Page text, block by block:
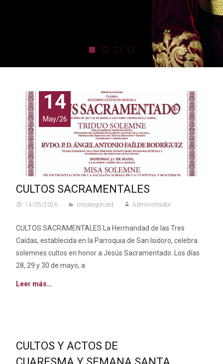
14
May/26
CULTOS SACRAMENTALES
14/05/2026 Uncategorized Administrador
CULTOS SACRAMENTALES La Hermandad de las Tres
Caídas, establecida en la Parroquia de San Isidoro, celebra
solemnes cultos en honor a Jesús Sacramentado. Los días
28, 29 y 30 de mayo, a
Leer más…
CULTOS Y ACTOS DE